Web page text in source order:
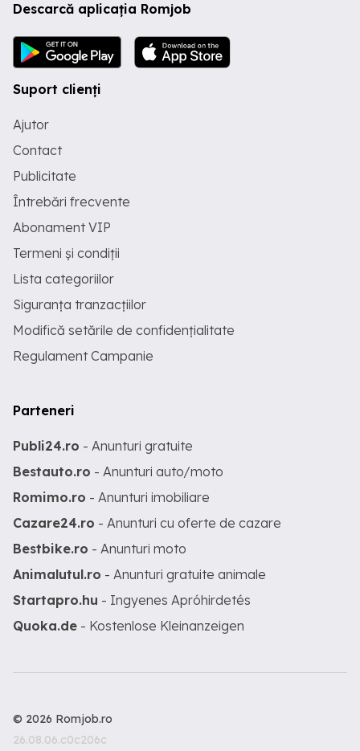
Descarcă aplicația Romjob
Suport clienți
Ajutor
Contact
Publicitate
Întrebări frecvente
Abonament VIP
Termeni și condiții
Lista categoriilor
Siguranța tranzacțiilor
Modifică setările de confidențialitate
Regulament Campanie
Parteneri
Publi24.ro - Anunturi gratuite
Bestauto.ro - Anunturi auto/moto
Romimo.ro - Anunturi imobiliare
Cazare24.ro - Anunturi cu oferte de cazare
Bestbike.ro - Anunturi moto
Animalutul.ro - Anunturi gratuite animale
Startapro.hu - Ingyenes Apróhirdetés
Quoka.de - Kostenlose Kleinanzeigen
© 2026 Romjob.ro
26.08.06.c0c206c